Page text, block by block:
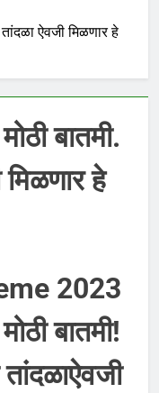
ऐवजी मिळणार हे
बातमी.
हे
2023
बातमी!